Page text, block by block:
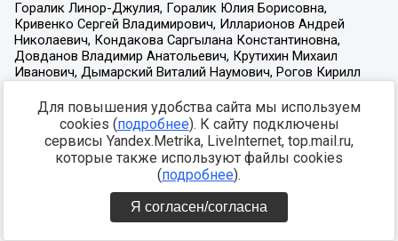
Для повышения удобства сайта мы используем
cookies (подробнее). К сайту подключены
сервисы Yandex.Metrika, LiveInternet, top.mail.ru,
которые также используют файлы cookies
(подробнее).
Я согласен/согласна